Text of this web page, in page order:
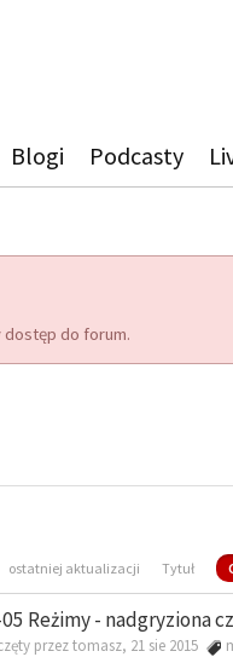
Blogi Podcasty
dostęp do forum.
ostatniej aktualizacji Tytuł
Reżimy - nadgryziona
przez tomasz, 21 sie 2015